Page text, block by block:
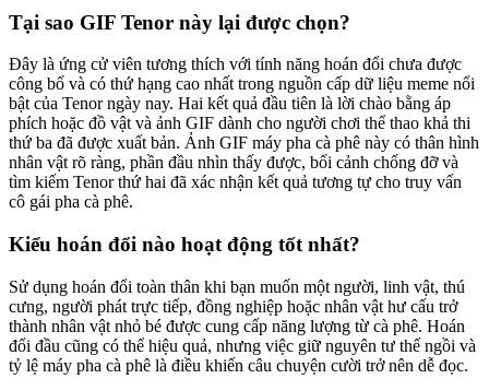
Tại sao GIF Tenor này lại được chọn?
Đây là ứng cử viên tương thích với tính năng hoán đổi chưa được
công bố và có thứ hạng cao nhất trong nguồn cấp dữ liệu meme nổi
bật của Tenor ngày nay. Hai kết quả đầu tiên là lời chào bằng áp
phích hoặc đồ vật và ảnh GIF dành cho người chơi thể thao khả thi
thứ ba đã được xuất bản. Ảnh GIF máy pha cà phê này có thân hình
nhân vật rõ ràng, phần đầu nhìn thấy được, bối cảnh chống đỡ và
tìm kiếm Tenor thứ hai đã xác nhận kết quả tương tự cho truy vấn
cô gái pha cà phê.
Kiểu hoán đổi nào hoạt động tốt nhất?
Sử dụng hoán đổi toàn thân khi bạn muốn một người, linh vật, thú
cưng, người phát trực tiếp, đồng nghiệp hoặc nhân vật hư cấu trở
thành nhân vật nhỏ bé được cung cấp năng lượng từ cà phê. Hoán
đổi đầu cũng có thể hiệu quả, nhưng việc giữ nguyên tư thế ngồi và
tỷ lệ máy pha cà phê là điều khiến câu chuyện cười trở nên dễ đọc.